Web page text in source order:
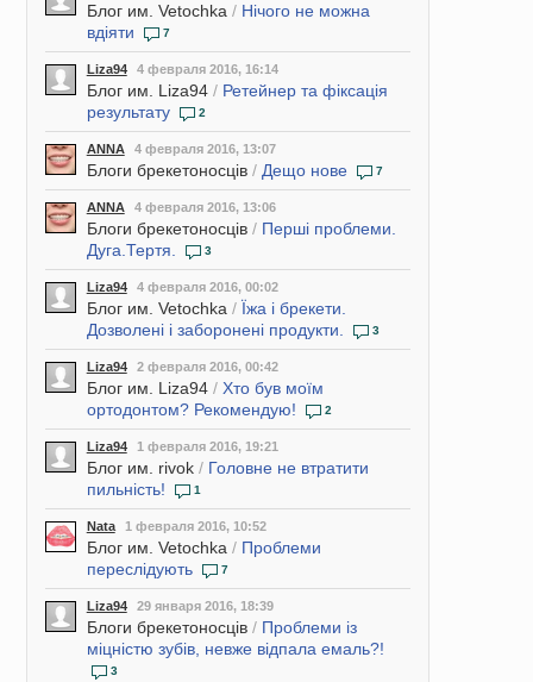
Блог им. Vetochka / Нічого не можна
вдіяти
7
Liza94 4 февраля 2016, 16:14
Блог им. Liza94/ Ретейнер та фіксація
результату
2
ANNA 4 февраля 2016, 13:07
Блоги брекетоносців/ Дещо нове 7
ANNA 4 февраля 2016, 13:06
Блоги брекетоносців/ Перші проблеми.
Дуга.Тертя.
3
Liza94 4 февраля 2016, 00:02
Блог им. Vetochka / Їжа і брекети.
Дозволені і заборонені продукти.
3
Liza94 2 февраля 2016, 00:42
Блог им. Liza94/ Хто був моїм
ортодонтом? Рекомендую!
2
Liza94 1 февраля 2016, 19:21
Блог им. rivok/ Головне не втратити
пильність!
1
Nata 1 февраля 2016, 10:52
Блог им. Vetochka / Проблеми
переслідують
7
Liza94 29 января 2016, 18:39
Блоги брекетоносців/ Проблеми із
міцністю зубів, невже відпала емаль?!
3